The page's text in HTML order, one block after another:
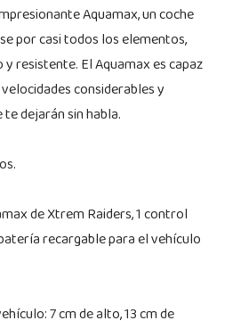
Aquamax, un coche
por casi todos los elementos,
resistente. El Aquamax es capaz
considerables y
dejarán sin habla.
de Xtrem Raiders, 1 control
recargable para el vehículo